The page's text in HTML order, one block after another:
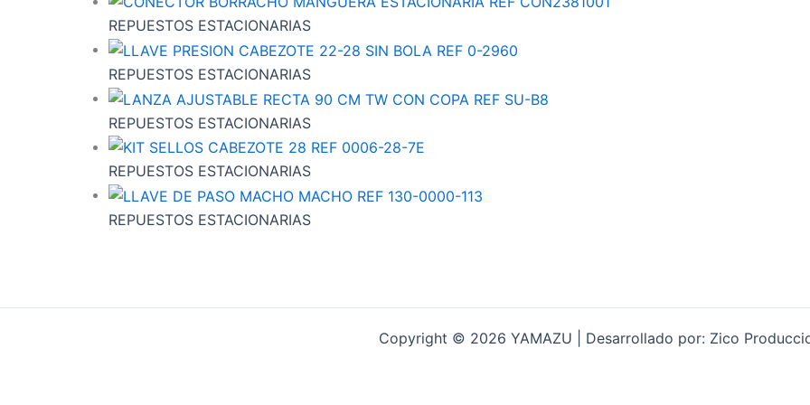
REPUESTOS ESTACIONARIAS
REPUESTOS ESTACIONARIAS
REPUESTOS ESTACIONARIAS
REPUESTOS ESTACIONARIAS
REPUESTOS ESTACIONARIAS
Copyright © 2026 YAMAZU | Desarrollado por: Zico